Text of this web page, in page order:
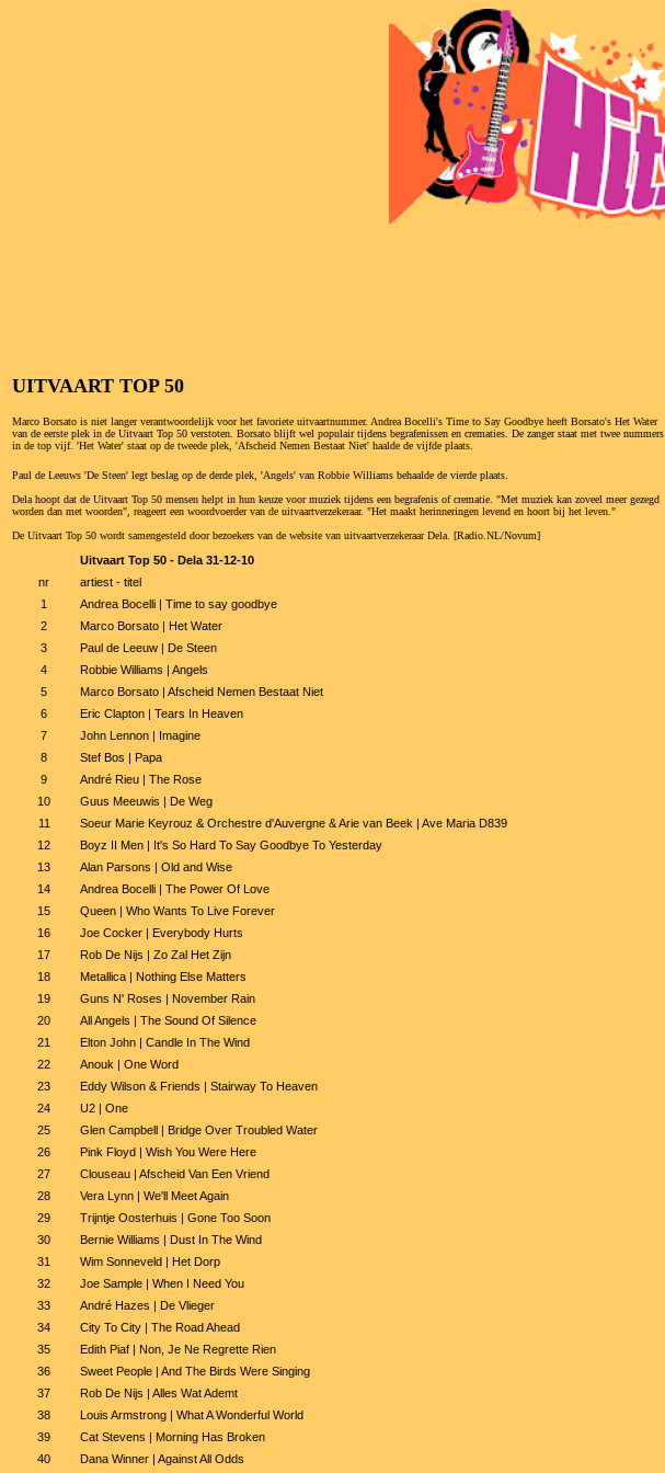
UITVAART TOP 50
Marco Borsato is niet langer verantwoordelijk voor het favoriete uitvaartnummer. Andrea Bocelli's Time to Say Goodbye heeft Borsato's Het Water
van de eerste plek in de Uitvaart Top 50 verstoten. Borsato blijft wel populair tijdens begrafenissen en crematies. De zanger staat met twee nummers
in de top vijf. 'Het Water' staat op de tweede plek, 'Afscheid Nemen Bestaat Niet' haalde de vijfde plaats.
Paul de Leeuws 'De Steen' legt beslag op de derde plek, 'Angels' van Robbie Williams behaalde de vierde plaats.
Dela hoopt dat de Uitvaart Top 50 mensen helpt in hun keuze voor muziek tijdens een begrafenis of crematie. "Met muziek kan zoveel meer gezegd
worden dan met woorden", reageert een woordvoerder van de uitvaartverzekeraar. "Het maakt herinneringen levend en hoort bij het leven."
De Uitvaart Top 50 wordt samengesteld door bezoekers van de website van uitvaartverzekeraar Dela. [Radio.NL/Novum]
Uitvaart Top 50 - Dela 31-12-10
nr
artiest - titel
1
Andrea Bocelli | Time to say goodbye
2
Marco Borsato | Het Water
3
Paul de Leeuw | De Steen
4
Robbie Williams | Angels
5
Marco Borsato | Afscheid Nemen Bestaat Niet
6
Eric Clapton | Tears In Heaven
7
John Lennon | Imagine
8
Stef Bos | Papa
9
André Rieu | The Rose
10
Guus Meeuwis | De Weg
11
Soeur Marie Keyrouz & Orchestre d'Auvergne & Arie van Beek | Ave Maria D839
12
Boyz II Men | It's So Hard To Say Goodbye To Yesterday
13
Alan Parsons | Old and Wise
14
Andrea Bocelli | The Power Of Love
15
Queen | Who Wants To Live Forever
16
Joe Cocker | Everybody Hurts
17
Rob De Nijs | Zo Zal Het Zijn
18
Metallica | Nothing Else Matters
19
Guns N' Roses | November Rain
20
All Angels | The Sound Of Silence
21
Elton John | Candle In The Wind
22
Anouk | One Word
23
Eddy Wilson & Friends | Stairway To Heaven
24
U2 | One
25
Glen Campbell | Bridge Over Troubled Water
26
Pink Floyd | Wish You Were Here
27
Clouseau | Afscheid Van Een Vriend
28
Vera Lynn | We'll Meet Again
29
Trijntje Oosterhuis | Gone Too Soon
30
Bernie Williams | Dust In The Wind
31
Wim Sonneveld | Het Dorp
32
Joe Sample | When I Need You
33
André Hazes | De Vlieger
34
City To City | The Road Ahead
35
Edith Piaf | Non, Je Ne Regrette Rien
36
Sweet People | And The Birds Were Singing
37
Rob De Nijs | Alles Wat Ademt
38
Louis Armstrong | What A Wonderful World
39
Cat Stevens | Morning Has Broken
40
Dana Winner | Against All Odds